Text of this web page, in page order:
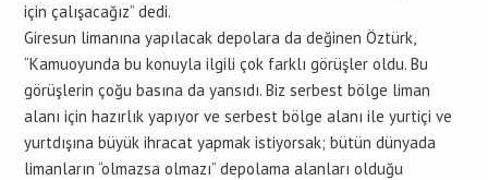
için çalışacağız” dedi.
Giresun limanına yapılacak depolara da değinen Öztürk,
“Kamuoyunda bu konuyla ilgili çok farklı görüşler oldu. Bu
görüşlerin çoğu basına da yansıdı. Biz serbest bölge liman
alanı için hazırlık yapıyor ve serbest bölge alanı ile yurtiçi ve
yurtdışına büyük ihracat yapmak istiyorsak; bütün dünyada
limanların “olmazsa olmazı” depolama alanları olduğu